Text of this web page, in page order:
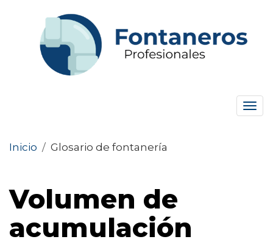
Inicio / Glosario de fontanería
Volumen de
acumulación